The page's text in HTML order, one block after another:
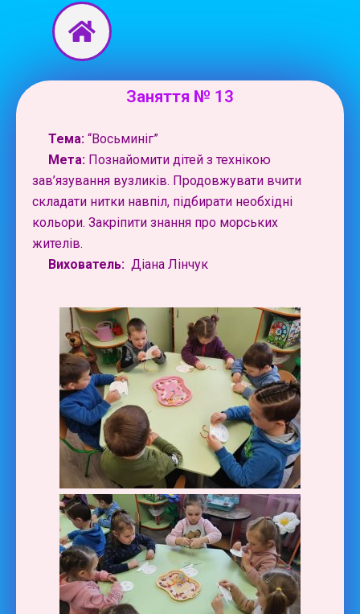
Перейти
Заняття № 13
Тема: “Восьминіг”
Мета: Познайомити дітей з технікою
зав’язування вузликів. Продовжувати вчити
складати нитки навпіл, підбирати необхідні
кольори. Закріпити знання про морських
жителів.
Вихователь: Діана Лінчук